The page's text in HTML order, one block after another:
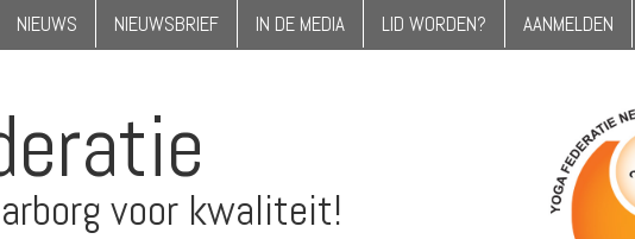
NIEUWS NIEUWSBRIEF IN DE MEDIA LID WORDEN? AANMELDEN
voor kwaliteit!